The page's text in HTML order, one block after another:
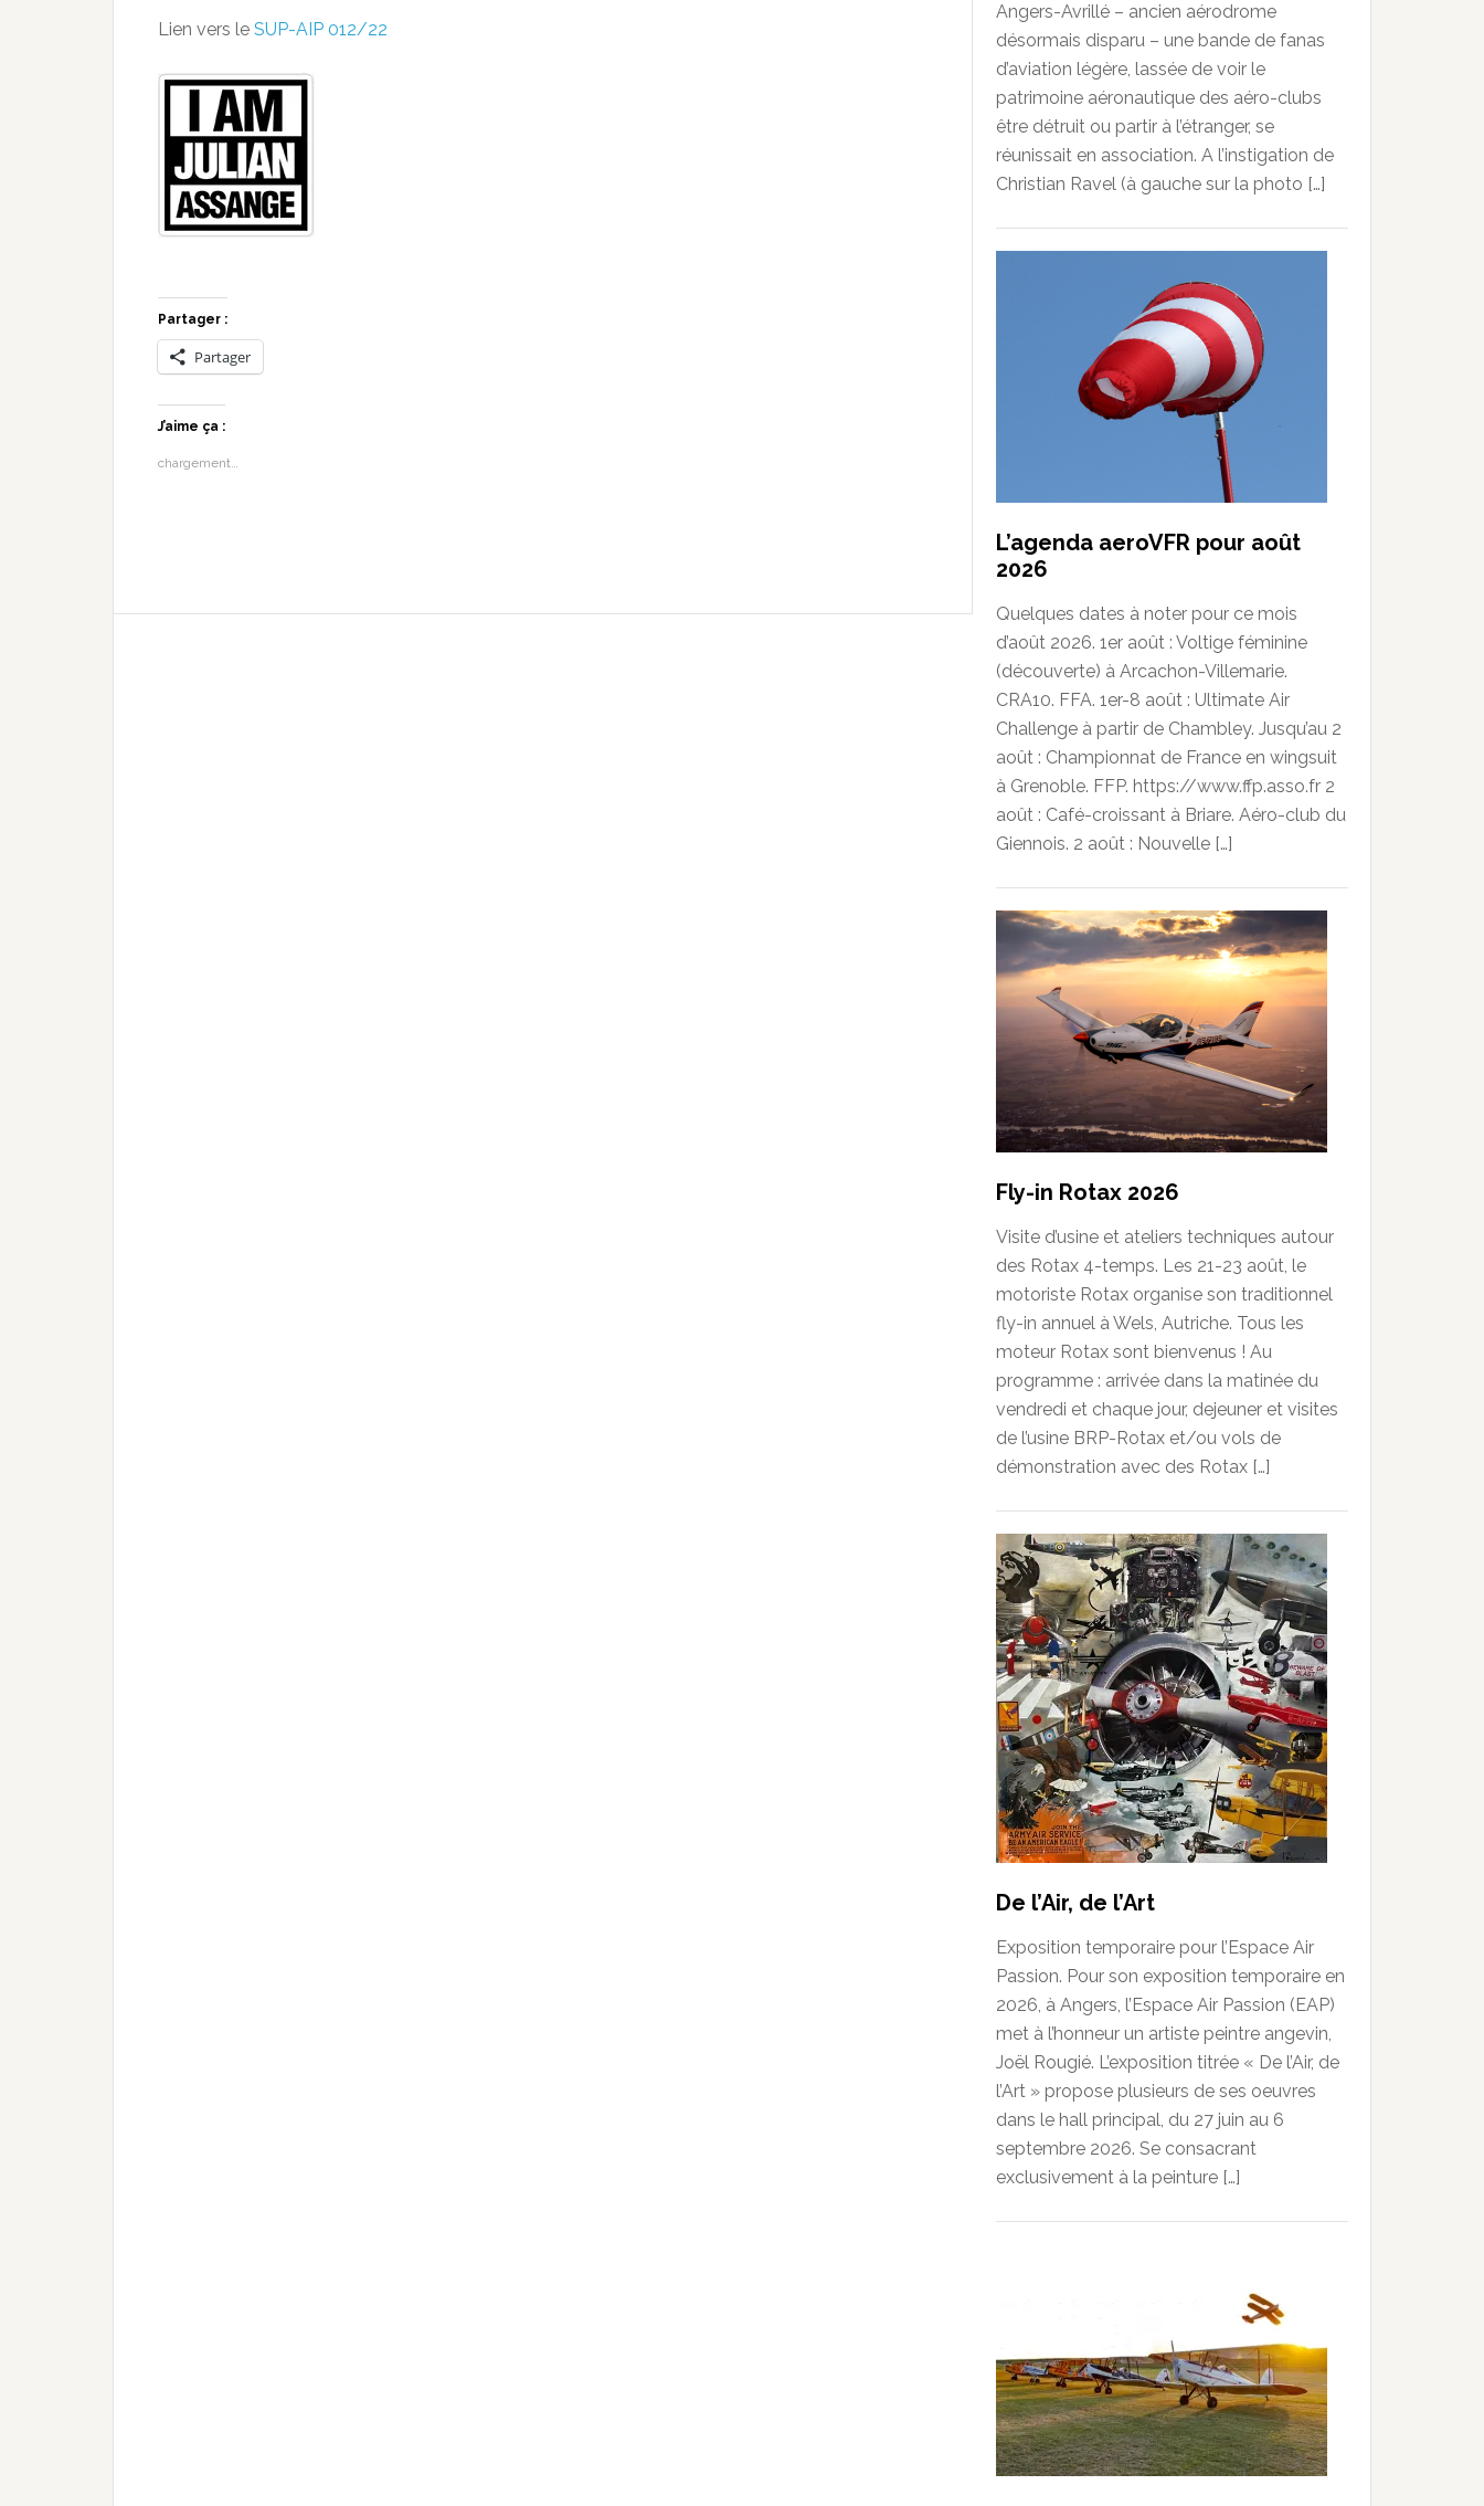
Lien vers le SUP-AIP 012/22
Partager :
Partager
J’aime ça :
chargement…
Angers-Avrillé – ancien aérodrome
désormais disparu – une bande de fanas
d’aviation légère, lassée de voir le
patrimoine aéronautique des aéro-clubs
être détruit ou partir à l’étranger, se
réunissait en association. A l’instigation de
Christian Ravel (à gauche sur la photo […]
L’agenda aeroVFR pour août
2026
Quelques dates à noter pour ce mois
d’août 2026. 1er août : Voltige féminine
(découverte) à Arcachon-Villemarie.
CRA10. FFA. 1er-8 août : Ultimate Air
Challenge à partir de Chambley. Jusqu’au 2
août : Championnat de France en wingsuit
à Grenoble. FFP. https://www.ffp.asso.fr 2
août : Café-croissant à Briare. Aéro-club du
Giennois. 2 août : Nouvelle […]
Fly-in Rotax 2026
Visite d’usine et ateliers techniques autour
des Rotax 4-temps. Les 21-23 août, le
motoriste Rotax organise son traditionnel
fly-in annuel à Wels, Autriche. Tous les
moteur Rotax sont bienvenus ! Au
programme : arrivée dans la matinée du
vendredi et chaque jour, dejeuner et visites
de l’usine BRP-Rotax et/ou vols de
démonstration avec des Rotax […]
De l’Air, de l’Art
Exposition temporaire pour l’Espace Air
Passion. Pour son exposition temporaire en
2026, à Angers, l’Espace Air Passion (EAP)
met à l’honneur un artiste peintre angevin,
Joël Rougié. L’exposition titrée « De l’Air, de
l’Art » propose plusieurs de ses oeuvres
dans le hall principal, du 27 juin au 6
septembre 2026. Se consacrant
exclusivement à la peinture […]